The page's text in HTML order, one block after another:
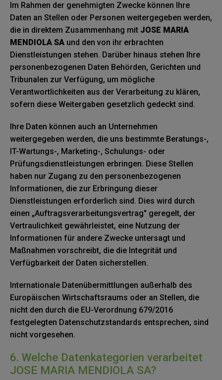
Im Rahmen der genehmigten Zwecke können Ihre
Daten an Stellen oder Personen weitergegeben werden,
die in direktem Zusammenhang mit JOSE MARIA
MENDIOLA SA und den von ihr erbrachten
Dienstleistungen stehen. Darüber hinaus stehen Ihre
personenbezogenen Daten Behörden, Gerichten und
Tribunalen zur Verfügung, um mögliche
Verantwortlichkeiten aus der Verarbeitung zu klären,
sofern diese Weitergaben gesetzlich gedeckt sind.
Ihre Daten können auch an Unternehmen
weitergegeben werden, die uns bestimmte Beratungs-,
IT-Wartungs-, Marketing-, Schulungs- oder
Prüfungsdienstleistungen erbringen. Diese Stellen
haben nur Zugang zu den personenbezogenen
Informationen, die zur Erbringung dieser
Dienstleistungen erforderlich sind. Dies wird durch
einen „Auftragsverarbeitungsvertrag" geregelt, der
Vertraulichkeit gewährleistet, eine Nutzung der
Informationen für andere Zwecke untersagt und
Maßnahmen vorschreibt, die die Integrität und
Verfügbarkeit der Daten sicherstellen.
Internationale Datenübermittlungen außerhalb des
Europäischen Wirtschaftsraums oder an Stellen, die
nicht den durch die EU-Verordnung 679/2016
festgelegten Datenschutzstandards entsprechen, sind
nicht vorgesehen.
6. Welche Datenkategorien verarbeitet
JOSE MARIA MENDIOLA SA?